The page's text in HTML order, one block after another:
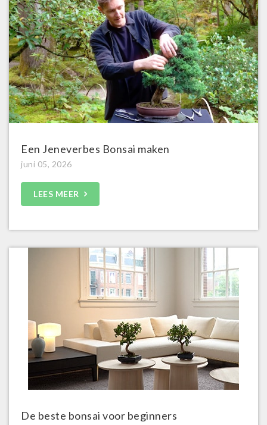
Een Jeneverbes Bonsai maken
juni 05, 2026
LEES MEER
De beste bonsai voor beginners